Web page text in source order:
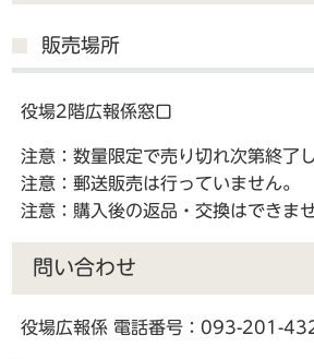
販売場所
役場2階広報係窓口
注意：数量限定で売り切れ次第終了し
注意：郵送販売は行っていません。
注意：購入後の返品・交換はできませ
問い合わせ
役場広報係 電話番号：093-201-